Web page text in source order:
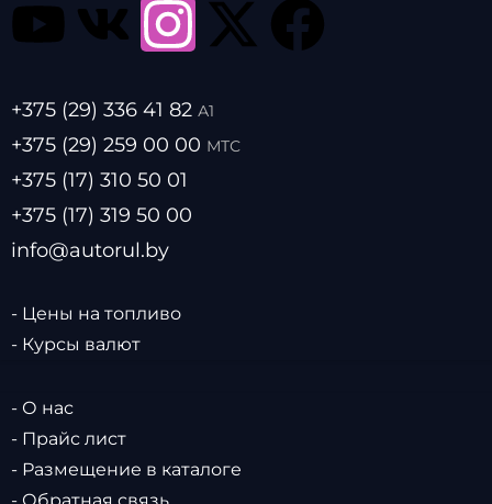
+375 (29) 336 41 82 А1
+375 (29) 259 00 00 МТС
+375 (17) 310 50 01
+375 (17) 319 50 00
info@autorul.by
- Цены на топливо
- Курсы валют
- О нас
- Прайс лист
- Размещение в каталоге